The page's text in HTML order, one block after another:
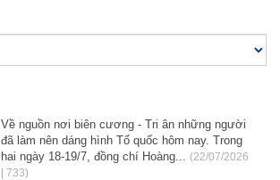
Về nguồn nơi biên cương - Tri ân những người
đã làm nên dáng hình Tổ quốc hôm nay. Trong
hai ngày 18-19/7, đồng chí Hoàng... (22/07/2026
| 733)